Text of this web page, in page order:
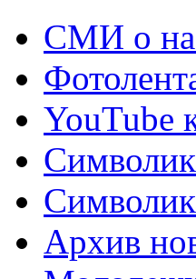
СМИ о
YouTube
Архив